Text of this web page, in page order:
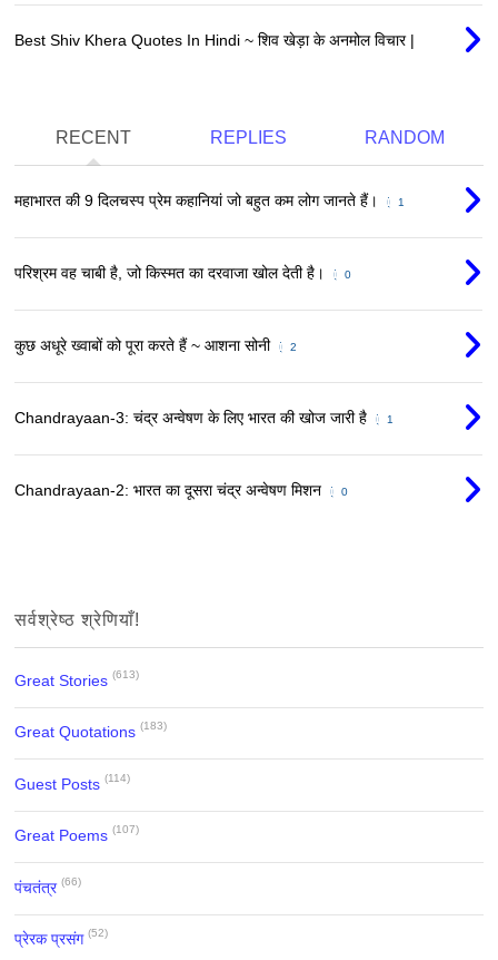
Best Shiv Khera Quotes In Hindi ~ शिव खेड़ा के अनमोल विचार |
RECENT REPLIES RANDOM
महाभारत की 9 दिलचस्प प्रेम कहानियां जो बहुत कम लोग जानते हैं। 1
परिश्रम वह चाबी है, जो किस्मत का दरवाजा खोल देती है। 0
कुछ अधूरे ख्वाबों को पूरा करते हैं ~ आशना सोनी 2
Chandrayaan-3: चंद्र अन्वेषण के लिए भारत की खोज जारी है 1
Chandrayaan-2: भारत का दूसरा चंद्र अन्वेषण मिशन 0
सर्वश्रेष्ठ श्रेणियाँ!
Great Stories (613)
Great Quotations (183)
Guest Posts (114)
Great Poems (107)
पंचतंत्र (66)
प्रेरक प्रसंग (52)